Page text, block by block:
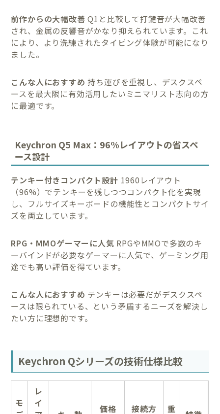
前作からの大幅改善 Q1と比較して打鍵音が大幅改善
され、金属の反響音がかなり抑えられています。これ
により、より洗練されたタイピング体験が可能になり
ました。
こんな人におすすめ 持ち運びを重視し、デスクスペ
ースを最大限に有効活用したいミニマリスト志向の方
に最適です。
Keychron Q5 Max：96%レイアウトの省スペ
ース設計
テンキー付きコンパクト設計 1960レイアウト
（96%）でテンキーを残しつつコンパクト化を実現
し、フルサイズキーボードの機能性とコンパクトサイ
ズを両立しています。
RPG・MMOゲーマーに人気 RPGやMMOで多数のキ
ーバインドが必要なゲーマーに人気で、ゲーミング用
途でも高い評価を得ています。
こんな人におすすめ テンキーは必要だがデスクスペ
ースは限られている、という矛盾するニーズを解決し
たい方に理想的です。
Keychron Qシリーズの技術仕様比較
モ
レ
イ
価格
接続方
重